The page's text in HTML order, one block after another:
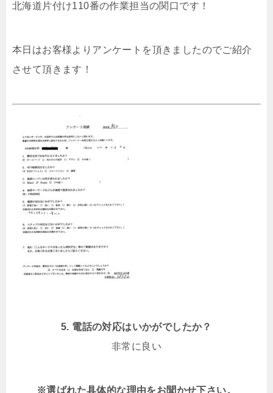
北海道片付け110番の作業担当の関口です！
本日はお客様よりアンケートを頂きましたのでご紹介
させて頂きます！
5. 電話の対応はいかがでしたか？
非常に良い
※選ばれた具体的な理由をお聞かせ下さい。